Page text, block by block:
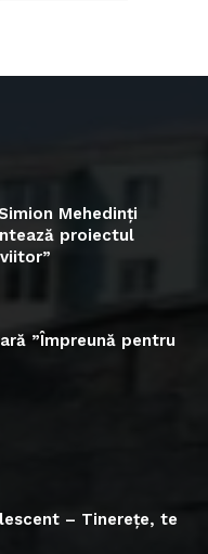
Mehedinți
proiectul
”Împreună pentru
– Tinerețe, te